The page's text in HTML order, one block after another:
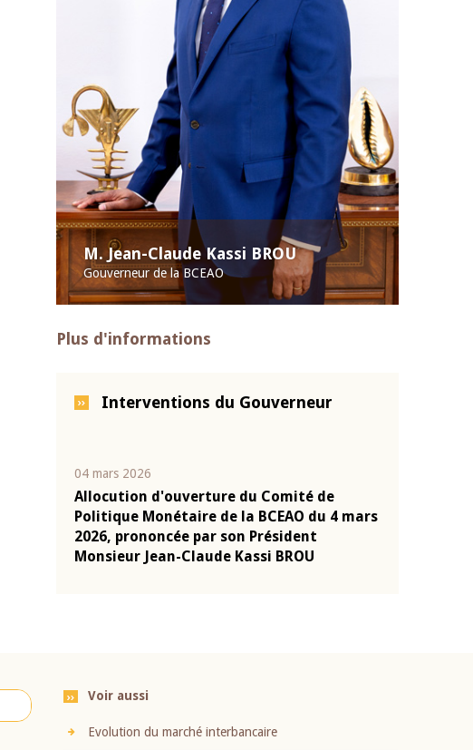
M. Jean-Claude Kassi BROU
Gouverneur de la BCEAO
Plus d'informations
Interventions du Gouverneur
04 mars 2026
Allocution d'ouverture du Comité de
Politique Monétaire de la BCEAO du 4 mars
2026, prononcée par son Président
Monsieur Jean-Claude Kassi BROU
Voir aussi
Evolution du marché interbancaire